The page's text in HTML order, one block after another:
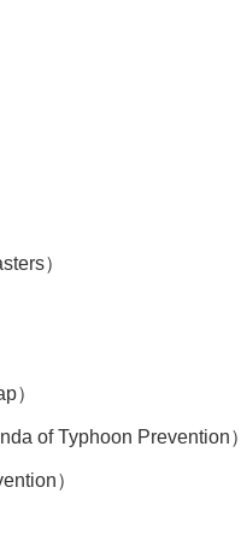
）
）
of Typhoon Prevention）
）